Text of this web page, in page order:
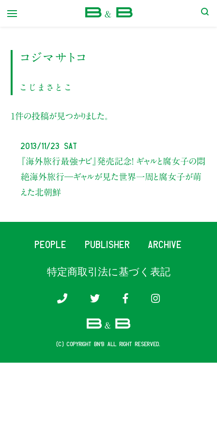
コジマサトコ
こじまさとこ
1件の投稿が見つかりました。
2013/11/23 Sat
『海外旅行最強ナビ』発売記念！ ギャルと腐女子の悶
絶海外旅行―ギャルが見た世界一周と腐女子が萌
えた北朝鮮
PEOPLE PUBLISHER ARCHIVE
特定商取引法に基づく表記
(c) COPYRIGHT B&B ALL RIGHT RESERVED.